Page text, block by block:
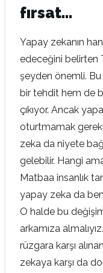
fırsat…
Yapay zekanın
edeceğini belirten
şeyden önemli.
bir tehdit hem de
çıkıyor. Ancak
oturtmamak
zeka da niyete
gelebilir. Hangi
Matbaa insanlık
yapay zeka da
O halde bu
arkamıza
rüzgara karşı
zekaya karşı da